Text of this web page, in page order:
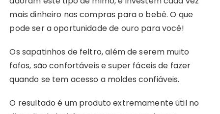
mais dinheiro nas compras para o bebê. O que
pode ser a oportunidade de ouro para você!
Os sapatinhos de feltro, além de serem muito
fofos, são confortáveis e super fáceis de fazer
quando se tem acesso a moldes confiáveis.
O resultado é um produto extremamente útil no